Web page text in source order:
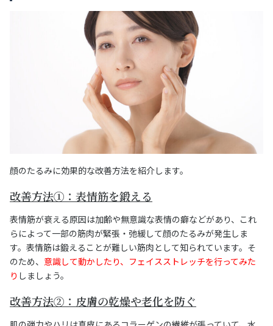
顔のたるみに効果的な改善方法を紹介します。
改善方法①：表情筋を鍛える
表情筋が衰える原因は加齢や無意識な表情の癖などがあり、これ
らによって一部の筋肉が緊張・弛緩して顔のたるみが発生しま
す。表情筋は鍛えることが難しい筋肉として知られています。そ
のため、 意識して動かしたり、フェイスストレッチを行ってみた
り しましょう。
改善方法②：皮膚の乾燥や老化を防ぐ